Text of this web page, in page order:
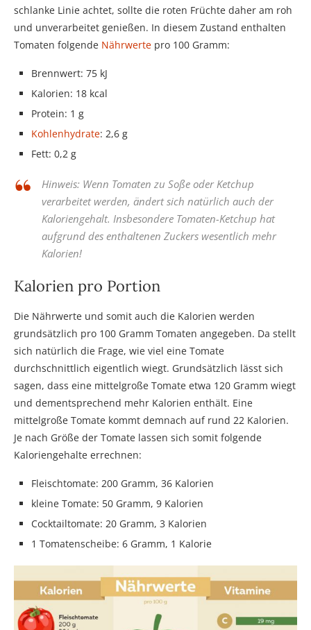
schlanke Linie achtet, sollte die roten Früchte daher am roh
und unverarbeitet genießen. In diesem Zustand enthalten
Tomaten folgende Nährwerte pro 100 Gramm:
Brennwert: 75 kJ
Kalorien: 18 kcal
Protein: 1 g
Kohlenhydrate: 2,6 g
Fett: 0,2 g
Hinweis: Wenn Tomaten zu Soße oder Ketchup
verarbeitet werden, ändert sich natürlich auch der
Kaloriengehalt. Insbesondere Tomaten-Ketchup hat
aufgrund des enthaltenen Zuckers wesentlich mehr
Kalorien!
Kalorien pro Portion
Die Nährwerte und somit auch die Kalorien werden
grundsätzlich pro 100 Gramm Tomaten angegeben. Da stellt
sich natürlich die Frage, wie viel eine Tomate
durchschnittlich eigentlich wiegt. Grundsätzlich lässt sich
sagen, dass eine mittelgroße Tomate etwa 120 Gramm wiegt
und dementsprechend mehr Kalorien enthält. Eine
mittelgroße Tomate kommt demnach auf rund 22 Kalorien.
Je nach Größe der Tomate lassen sich somit folgende
Kaloriengehalte errechnen:
Fleischtomate: 200 Gramm, 36 Kalorien
kleine Tomate: 50 Gramm, 9 Kalorien
Cocktailtomate: 20 Gramm, 3 Kalorien
1 Tomatenscheibe: 6 Gramm, 1 Kalorie